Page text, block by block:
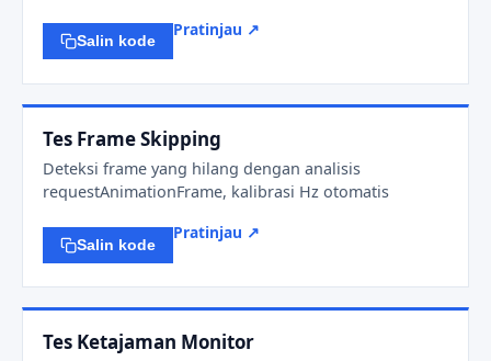
Salin kode
Pratinjau ↗
Tes Frame Skipping
Deteksi frame yang hilang dengan analisis
requestAnimationFrame, kalibrasi Hz otomatis
Salin kode
Pratinjau ↗
Tes Ketajaman Monitor